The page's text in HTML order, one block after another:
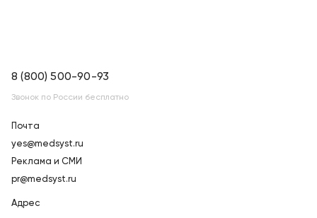
8 (800) 500-90-93
Звонок по России бесплатно
Почта
yes@medsyst.ru
Реклама и СМИ
pr@medsyst.ru
Адрес